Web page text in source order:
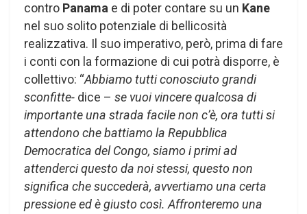
contro Panama e di poter contare su un Kane
nel suo solito potenziale di bellicosità
realizzativa. Il suo imperativo, però, prima di fare
i conti con la formazione di cui potrà disporre, è
collettivo: “Abbiamo tutti conosciuto grandi
sconfitte- dice – se vuoi vincere qualcosa di
importante una strada facile non c’è, ora tutti si
attendono che battiamo la Repubblica
Democratica del Congo, siamo i primi ad
attenderci questo da noi stessi, questo non
significa che succederà, avvertiamo una certa
pressione ed è giusto così. Affronteremo una